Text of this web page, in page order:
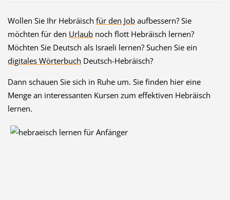
Wollen Sie Ihr Hebräisch für den Jobaufbessern? Sie
möchten für den Urlaubnoch flott Hebräisch lernen?
Möchten Sie Deutsch als Israeli lernen? Suchen Sie ein
digitales Wörterbuch Deutsch-Hebräisch?
Dann schauen Sie sich in Ruhe um. Sie finden hier eine
Menge an interessanten Kursen zum effektiven Hebräisch
lernen.